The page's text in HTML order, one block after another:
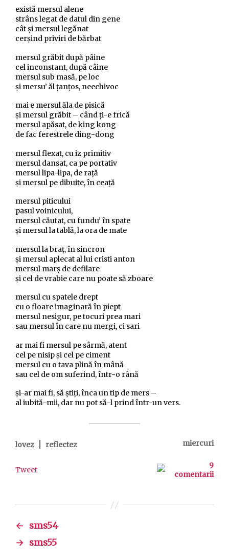
există mersul alene
strâns legat de datul din gene
cât şi mersul legănat
cerşind priviri de bărbat
mersul grăbit după pâine
cel inconstant, după câine
mersul sub masă, pe loc
şi mersu’ ăl ţanţos, neechivoc
mai e mersul ăla de pisică
şi mersul grăbit – când ţi-e frică
mersul apăsat, de king kong
de fac ferestrele ding-dong
mersul flexat, cu iz primitiv
mersul dansat, ca pe portativ
mersul lipa-lipa, de raţă
şi mersul pe dibuite, în ceaţă
mersul piticului
pasul voinicului,
mersul căutat, cu fundu’ în spate
şi mersul la tablă, la ora de mate
mersul la braţ, în sincron
şi mersul aplecat al lui cristi anton
mersul marş de defilare
şi cel de vrabie care nu poate să zboare
mersul cu spatele drept
cu o floare imaginară în piept
mersul nesigur, pe tocuri prea mari
sau mersul în care nu mergi, ci sari
ar mai fi mersul pe sârmă, atent
cel pe nisip şi cel pe ciment
mersul cu o tava plină în mână
sau cel de om suferind, într-o rână
şi-ar mai fi, să ştiţi, înca un tip de mers –
al iubită-mii, dar nu pot să-l prind într-un vers.
lovez reflectez miercuri
Tweet
9
comentarii
← sms54
→ sms55